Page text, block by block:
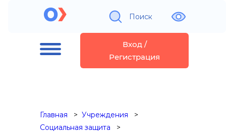
Поиск
Вход /
Регистрация
Главная
Учреждения
Социальная защита